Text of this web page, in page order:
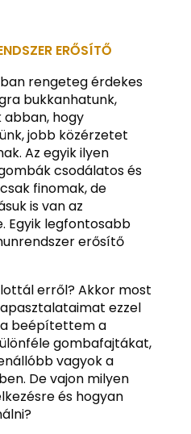
ERŐSÍTŐ
rengeteg érdekes
bukkanhatunk,
hogy
jobb közérzetet
Az egyik ilyen
csodálatos és
finomak, de
is van az
Egyik legfontosabb
erősítő
erről? Akkor most
ezzel
beépítettem a
gombafajtákat,
vagyok a
De vajon milyen
és hogyan